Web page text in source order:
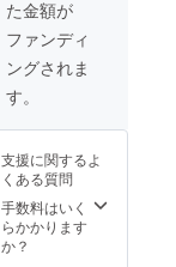
ざいま
せん
が、画
素数の
と、A2
サイズ
とした
際に画
質が荒
くなる
のでご
確認を
お願い
しま
（縦横
比を維
持して
A2サイ
ズに合
わせま
目は実
家、3枚
目は義
実家で
お返し
1. 画
像デー
タを
送って
頂きま
た金額が
ファンディ
ングされま
す。
支援に関するよ
くある質問
手数料はいく
らかかります
か？